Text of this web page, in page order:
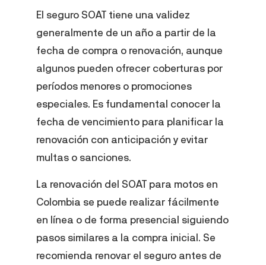
El seguro SOAT tiene una validez
generalmente de un año a partir de la
fecha de compra o renovación, aunque
algunos pueden ofrecer coberturas por
períodos menores o promociones
especiales. Es fundamental conocer la
fecha de vencimiento para planificar la
renovación con anticipación y evitar
multas o sanciones.
La renovación del SOAT para motos en
Colombia se puede realizar fácilmente
en línea o de forma presencial siguiendo
pasos similares a la compra inicial. Se
recomienda renovar el seguro antes de